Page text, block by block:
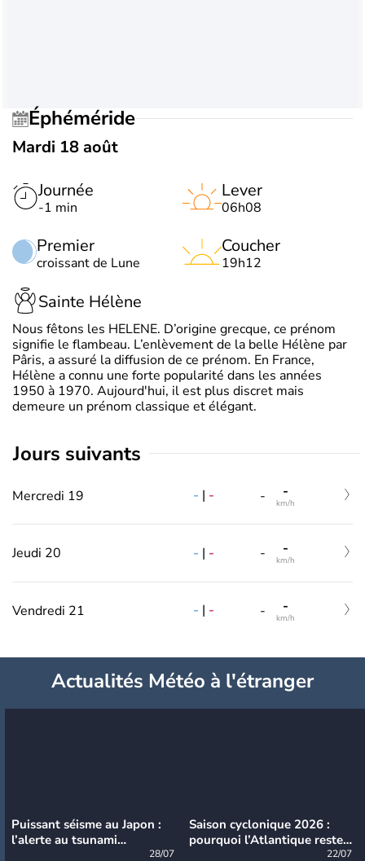
Éphéméride
Mardi 18 août
Journée
-1 min
Premier
croissant de Lune
Lever
06h08
Coucher
19h12
Sainte Hélène
Nous fêtons les HELENE. D’origine grecque, ce prénom
signifie le flambeau. L’enlèvement de la belle Hélène par
Pâris, a assuré la diffusion de ce prénom. En France,
Hélène a connu une forte popularité dans les années
1950 à 1970. Aujourd'hui, il est plus discret mais
demeure un prénom classique et élégant.
jours suivants
Mercredi 19 - | - - -
km/h
Jeudi 20 - | - - -
km/h
Vendredi 21 - | - - -
km/h
Actualités Météo à l'étranger
Puissant séisme au Japon :
l’alerte au tsunami
28/07
Saison cyclonique 2026 :
pourquoi l’Atlantique reste
22/07